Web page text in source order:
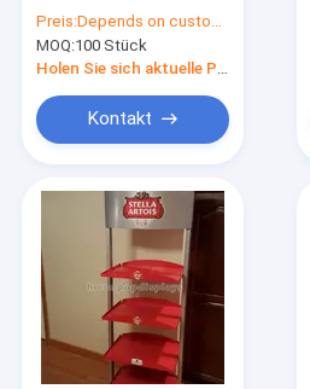
Request A Quote
Sonnenbrille-Einkommen
Schuh-Präsentationsständer
kosmetische Display-Ständer
Kleidungs-Ladenbaue
Fliesen-Präsentationsständer
Verkauf-
2wegLadenbaue
Preis:Depends on customer's needs
MOQ:100 Stück
Holen Sie sich aktuelle Preis
Kontakt